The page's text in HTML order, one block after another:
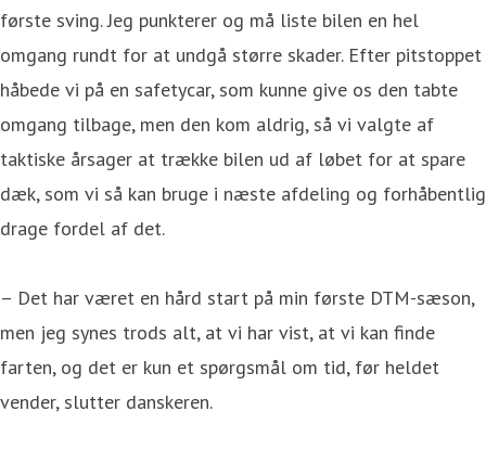
første sving. Jeg punkterer og må liste bilen en hel
omgang rundt for at undgå større skader. Efter pitstoppet
håbede vi på en safetycar, som kunne give os den tabte
omgang tilbage, men den kom aldrig, så vi valgte af
taktiske årsager at trække bilen ud af løbet for at spare
dæk, som vi så kan bruge i næste afdeling og forhåbentlig
drage fordel af det.
– Det har været en hård start på min første DTM-sæson,
men jeg synes trods alt, at vi har vist, at vi kan finde
farten, og det er kun et spørgsmål om tid, før heldet
vender, slutter danskeren.